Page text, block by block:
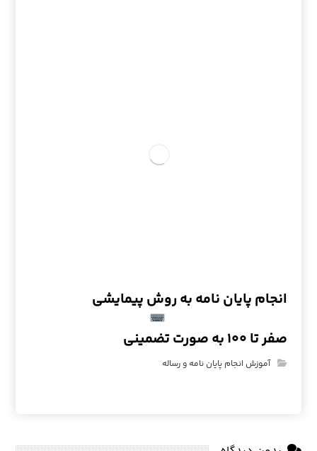
انجام پایان نامه به روش پیمایشی
صفر تا ۱۰۰ به صورت تضمینی
آموزش انجام پایان نامه و رساله